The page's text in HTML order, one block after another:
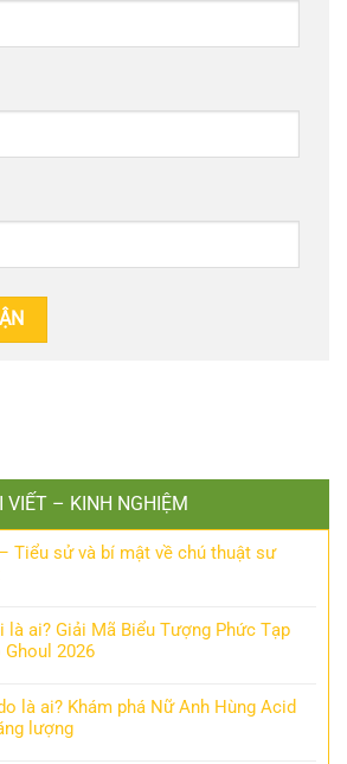
VIẾT – KINH NGHIỆM
Tiểu sử và bí mật về chú thuật sư
là ai? Giải Mã Biểu Tượng Phức Tạp
Ghoul 2026
là ai? Khám phá Nữ Anh Hùng Acid
lượng